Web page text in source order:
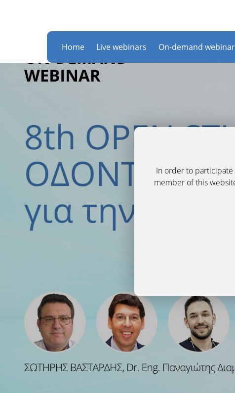
Home Live webinars On-demand
In order to participate
member of this